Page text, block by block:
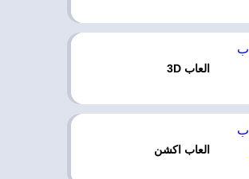
العاب 3D
العاب اكشن